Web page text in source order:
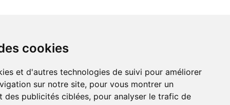
cookies
et d'autres technologies de suivi pour améliorer
sur notre site, pour vous montrer un
des publicités ciblées, pour analyser le trafic de